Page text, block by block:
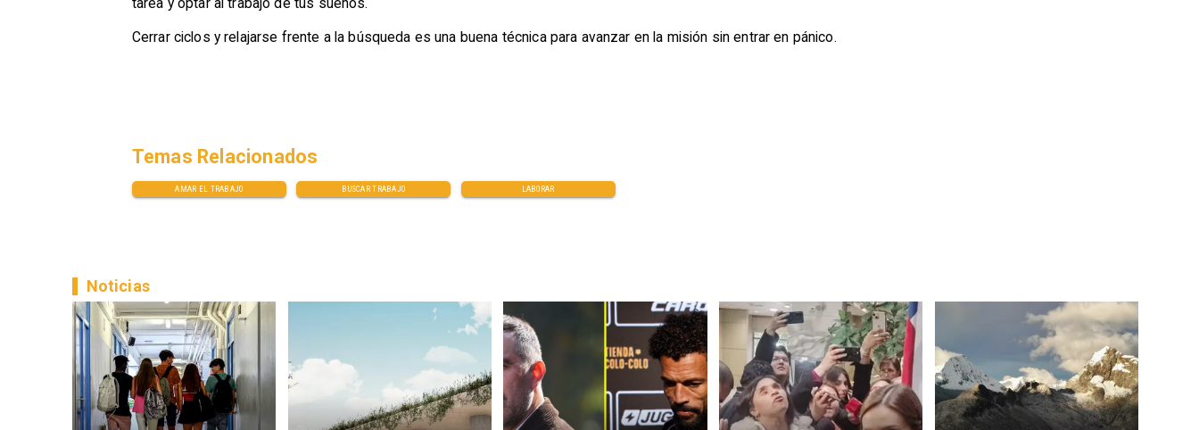
Cerrar ciclos y relajarse frente a la búsqueda es una buena técnica para avanzar en la misión sin entrar en pánico.
AMAR EL TRABAJO BUSCAR TRABAJO LABORAR
Temas Relacionados
Noticias